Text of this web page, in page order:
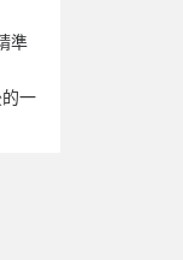
準
一